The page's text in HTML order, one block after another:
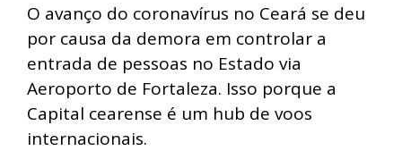
O avanço do coronavírus no Ceará se deu
por causa da demora em controlar a
entrada de pessoas no Estado via
Aeroporto de Fortaleza. Isso porque a
Capital cearense é um hub de voos
internacionais.